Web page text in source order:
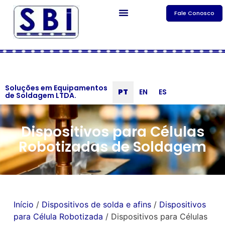
Fale Conosco
Soluções em Equipamentos
de Soldagem LTDA. PT EN ES
Dispositivos para Células
Robotizadas de Soldagem
Início / Dispositivos de solda e afins/ Dispositivos
para Célula Robotizada / Dispositivos para Células